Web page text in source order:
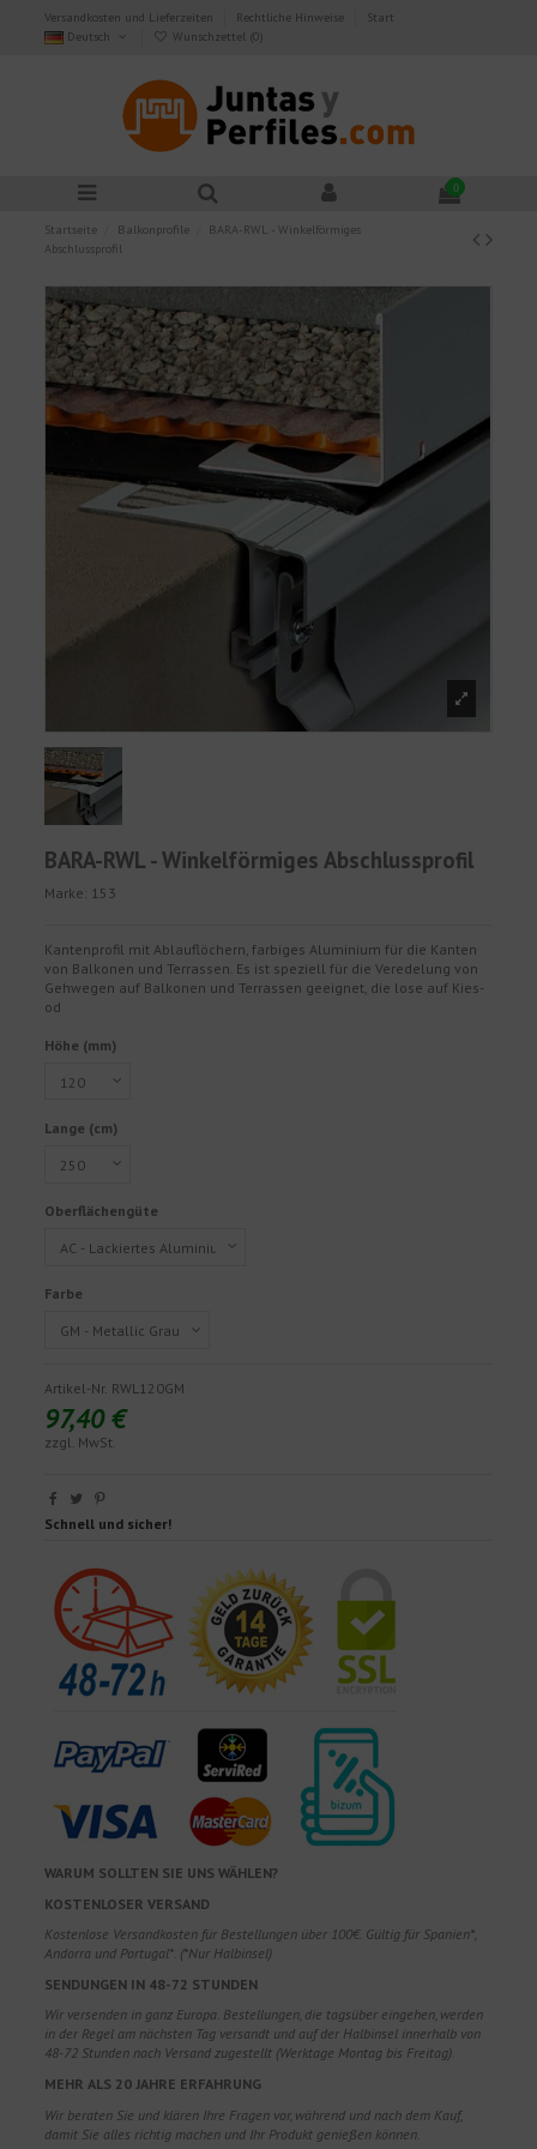
Versandkosten und Lieferzeiten Rechtliche Hinweise
Start
Deutsch
Wunschzettel (0)
0
Startseite Balkonprofile
BARA-RWL - Winkelförmiges
Abschlussprofil
BARA-RWL - Winkelförmiges Abschlussprofil
Marke: 153
Kantenprofil mit Ablauflöchern, farbiges Aluminium für die Kanten
von Balkonen und Terrassen. Es ist speziell für die Veredelung von
Gehwegen auf Balkonen und Terrassen geeignet, die lose auf Kies-
od
Höhe (mm)
Lange (cm)
Oberflächengüte
Farbe
Artikel-Nr. RWL120GM
97,40 €
zzgl. MwSt.
Schnell und sicher!
WARUM SOLLTEN SIE UNS WÄHLEN?
KOSTENLOSER VERSAND
Kostenlose Versandkosten für Bestellungen über 100€. Gültig für Spanien*,
Andorra und Portugal*. (*Nur Halbinsel)
SENDUNGEN IN 48-72 STUNDEN
Wir versenden in ganz Europa. Bestellungen, die tagsüber eingehen, werden
in der Regel am nächsten Tag versandt und auf der Halbinsel innerhalb von
48-72 Stunden nach Versand zugestellt (Werktage Montag bis Freitag).
MEHR ALS 20 JAHRE ERFAHRUNG
Wir beraten Sie und klären Ihre Fragen vor, während und nach dem Kauf,
damit Sie alles richtig machen und Ihr Produkt genießen können.